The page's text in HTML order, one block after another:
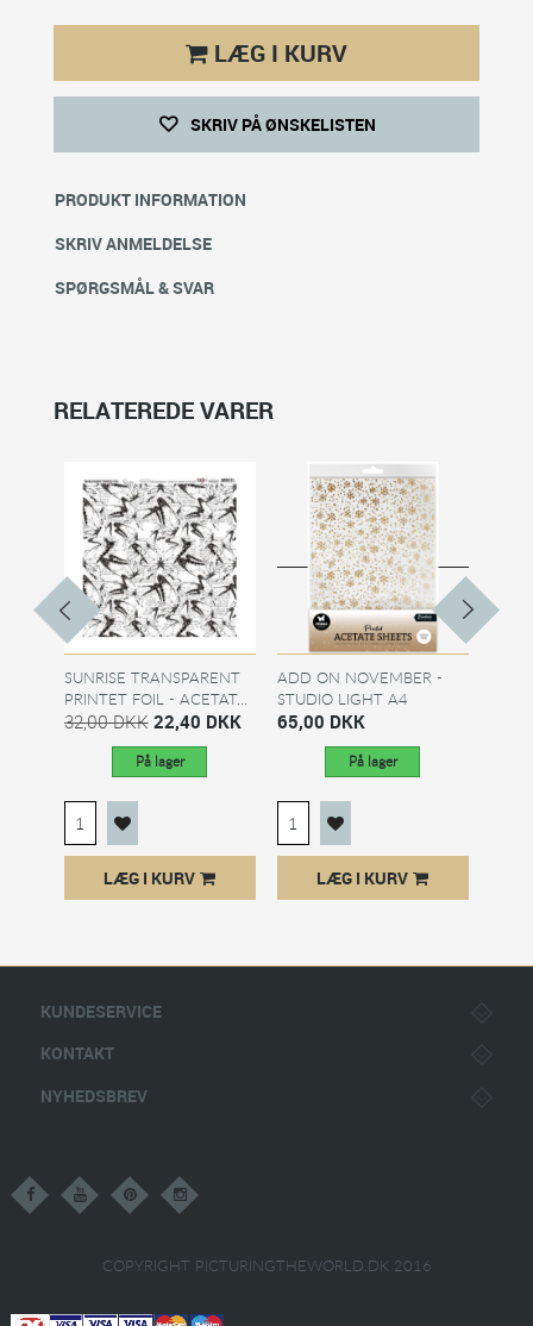
LÆG I KURV
SKRIV PÅ ØNSKELISTEN
PRODUKT INFORMATION
SKRIV ANMELDELSE
SPØRGSMÅL & SVAR
RELATEREDE VARER
SUNRISE TRANSPARENT
PRINTET FOIL - ACETAT...
32,00 DKK 22,40 DKK
På lager
LÆG I KURV
ADD ON NOVEMBER -
STUDIO LIGHT A4
PRINTED...
65,00 DKK
På lager
LÆG I KURV
KUNDESERVICE
KONTAKT
NYHEDSBREV
COPYRIGHT PICTURINGTHEWORLD.DK 2016